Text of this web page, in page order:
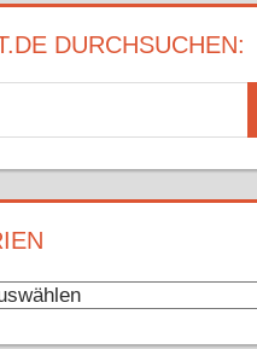
DURCHSUCHEN: